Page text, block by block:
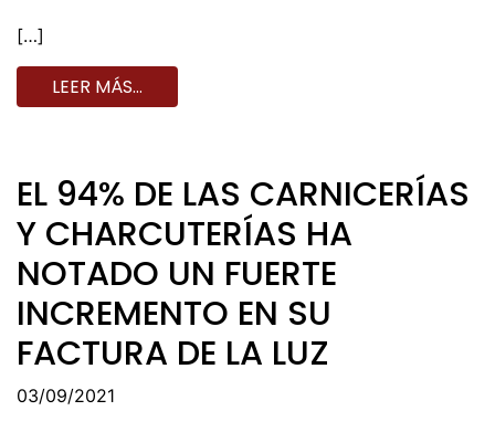
[…]
LEER MÁS…
EL 94% DE LAS CARNICERÍAS
Y CHARCUTERÍAS HA
NOTADO UN FUERTE
INCREMENTO EN SU
FACTURA DE LA LUZ
03/09/2021